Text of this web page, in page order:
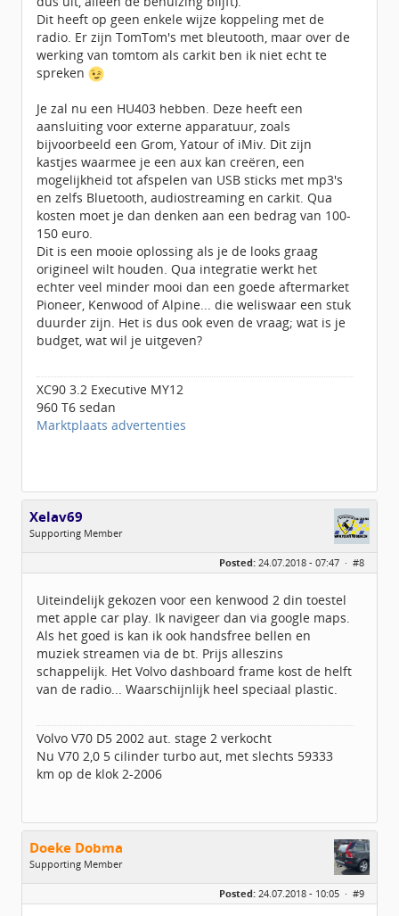
Dit heeft op geen enkele wijze koppeling met de
radio. Er zijn TomTom's met bleutooth, maar over de
werking van tomtom als carkit ben ik niet echt te
spreken
Je zal nu een HU403 hebben. Deze heeft een
aansluiting voor externe apparatuur, zoals
bijvoorbeeld een Grom, Yatour of iMiv. Dit zijn
kastjes waarmee je een aux kan creëren, een
mogelijkheid tot afspelen van USB sticks met mp3's
en zelfs Bluetooth, audiostreaming en carkit. Qua
kosten moet je dan denken aan een bedrag van 100-
150 euro.
Dit is een mooie oplossing als je de looks graag
origineel wilt houden. Qua integratie werkt het
echter veel minder mooi dan een goede aftermarket
Pioneer, Kenwood of Alpine... die weliswaar een stuk
duurder zijn. Het is dus ook even de vraag; wat is je
budget, wat wil je uitgeven?
XC90 3.2 Executive MY12
960 T6 sedan
Marktplaats advertenties
Xelav69
Supporting Member
Leeftijd:
57
Geregistreerd:07 / 2018
Posted: 24.07.2018 - 07:47 · #8
Uiteindelijk gekozen voor een kenwood 2 din toestel
met apple car play. Ik navigeer dan via google maps.
Als het goed is kan ik ook handsfree bellen en
muziek streamen via de bt. Prijs alleszins
schappelijk. Het Volvo dashboard frame kost de helft
van de radio... Waarschijnlijk heel speciaal plastic.
Volvo V70 D5 2002 aut. stage 2 verkocht
Nu V70 2,0 5 cilinder turbo aut, met slechts 59333
km op de klok 2-2006
Doeke Dobma
Supporting Member
Geslacht:
n/a
Geregistreerd:08 / 2014
Posted: 24.07.2018 - 10:05 · #9